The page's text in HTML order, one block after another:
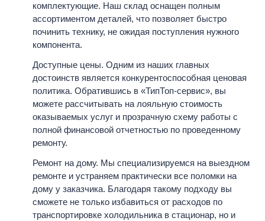
комплектующие. Наш склад оснащен полным
ассортиментом деталей, что позволяет быстро
починить технику, не ожидая поступления нужного
компонента.
Доступные цены. Одним из наших главных
достоинств является конкурентоспособная ценовая
политика. Обратившись в «ТипТоп-сервис», вы
можете рассчитывать на лояльную стоимость
оказываемых услуг и прозрачную схему работы с
полной финансовой отчетностью по проведенному
ремонту.
Ремонт на дому. Мы специализируемся на выездном
ремонте и устраняем практически все поломки на
дому у заказчика. Благодаря такому подходу вы
сможете не только избавиться от расходов по
транспортировке холодильника в стационар, но и